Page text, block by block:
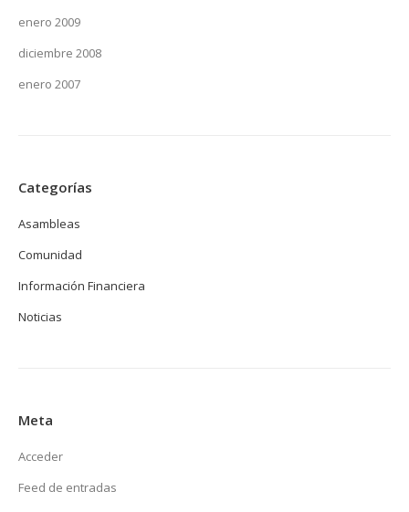
enero 2009
diciembre 2008
enero 2007
Categorías
Asambleas
Comunidad
Información Financiera
Noticias
Meta
Acceder
Feed de entradas